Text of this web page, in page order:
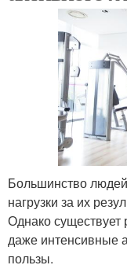
Большинство
нагрузки за их
Однако
даже интенсивные
пользы.